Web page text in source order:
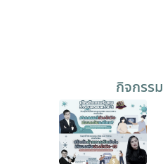
กิจกรร